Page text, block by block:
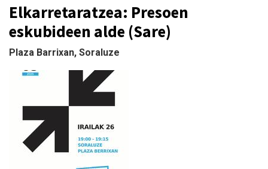
Elkarretaratzea: Presoen
eskubideen alde (Sare)
Plaza Barrixan, Soraluze